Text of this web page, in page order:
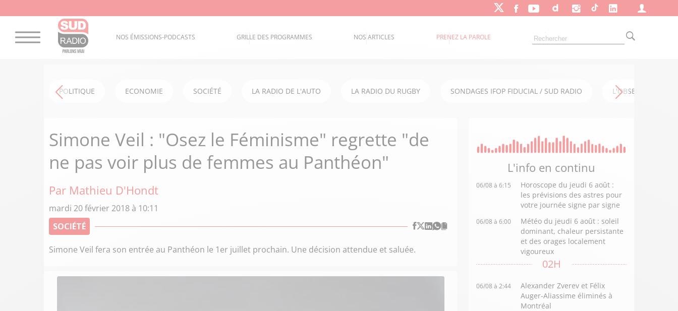
NOS ÉMISSIONS-PODCASTS GRILLE DES PROGRAMMES NOS ARTICLES PRENEZ LA PAROLE
POLITIQUE ECONOMIE SOCIÉTÉ LA RADIO DE L'AUTO LA RADIO DU RUGBY SONDAGES IFOP FIDUCIAL / SUD RADIO L'OBSERVATOIRE
Simone Veil : "Osez le Féminisme" regrette "de
ne pas voir plus de femmes au Panthéon"
Par Mathieu D'Hondt
mardi 20 février 2018 à 10:11
SOCIÉTÉ
Simone Veil fera son entrée au Panthéon le 1er juillet prochain. Une décision attendue et saluée.
L'info en continu
06/08 à 6:15
Horoscope du jeudi 6 août :
les prévisions des astres pour
votre journée signe par signe
06/08 à 6:00
Météo du jeudi 6 août : soleil
dominant, chaleur persistante
et des orages localement
vigoureux
02H
06/08 à 2:44
Alexander Zverev et Félix
Auger-Aliassime éliminés à
Montréal